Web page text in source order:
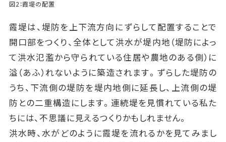
図2：霞堤の配置
霞堤は、堤防を上下流方向にずらして配置することで
開口部をつくり、全体として洪水が堤内地（堤防によっ
て洪水氾濫から守られている住居や農地のある側）に
溢（あふ）れないように築造されます。ずらした堤防の
うち、下流側の堤防を堤内地側に延長し、上流側の堤
防との二重構造にします。連続堤を見慣れている私た
ちには、不思議に見えるつくりかもしれません。
洪水時、水がどのように霞堤を流れるかを見てみまし